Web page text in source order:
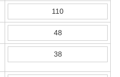
110
48
38